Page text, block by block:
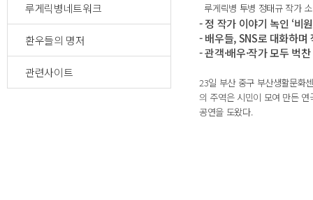
루게릭병네트워크
환우들의 명저
관련사이트
루게릭병 투병 정태규 작가
- 정 작가 이야기 녹인 ‘비
- 배우들, SNS로 대화하며
- 관객·배우·작가 모두 벅
23일 부산 중구 부산생활문화
의 주역은 시민이 모여 만든
공연을 도왔다.